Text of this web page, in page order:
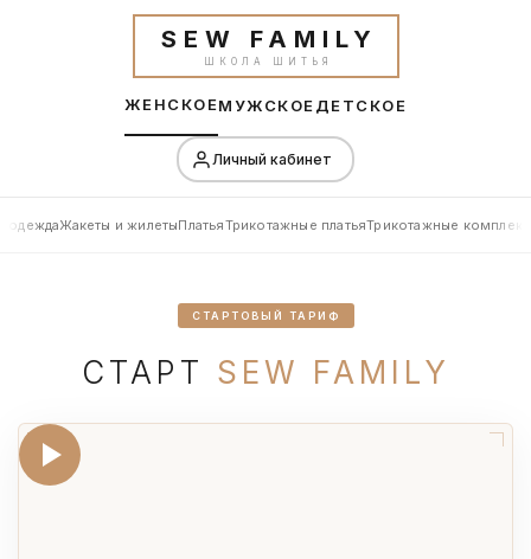
ЖЕНСКОЕМУЖСКОЕДЕТСКОЕ
SEW FAMILY
ШКОЛА ШИТЬЯ
Личный кабинет
одеждаЖакеты и жилетыПлатьяТрикотажные платьяТрикотажные
СТАРТОВЫЙ ТАРИФ
СТАРТ SEW FAMILY